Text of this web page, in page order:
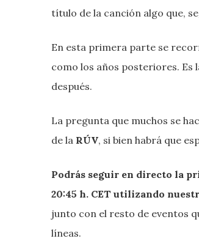
título de la canción algo que,
En esta primera parte se
como los años posteriores. Es
después.
La pregunta que muchos se
de la RÚV, si bien habrá que
Podrás seguir en directo la
20:45 h. CET utilizando
junto con el resto de eventos
líneas.